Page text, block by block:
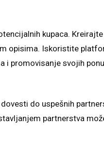
kupaca.
opisima. Iskoristite
i promovisanje svojih
do uspešnih
partnerstva